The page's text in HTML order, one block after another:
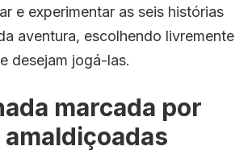
e experimentar as seis histórias
aventura, escolhendo livremente
desejam jogá-las.
marcada por